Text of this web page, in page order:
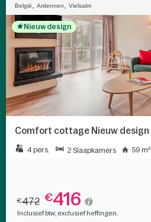
België, Ardennen, Vielsalm
Nieuw design
Comfort cottage Nieuw design
4 pers. 2 Slaapkamers 59 m²
€472 €416
Inclusief btw, exclusief heffingen.